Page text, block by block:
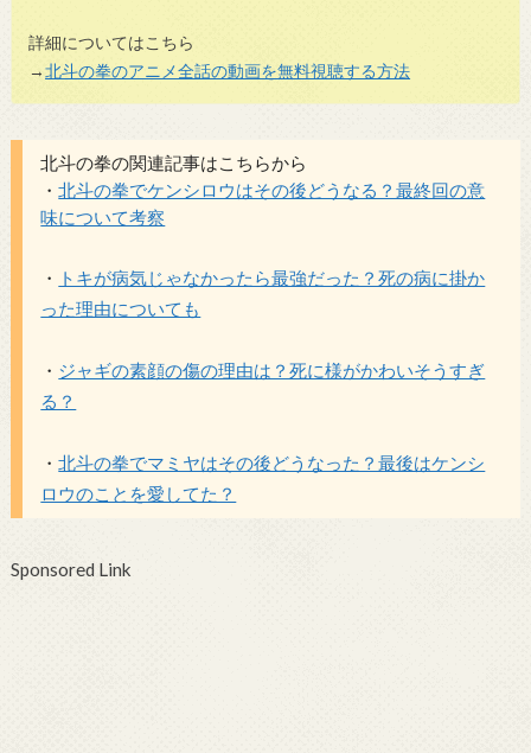
詳細についてはこちら
→北斗の拳のアニメ全話の動画を無料視聴する方法
北斗の拳の関連記事はこちらから
・北斗の拳でケンシロウはその後どうなる？最終回の意
味について考察
・
トキが病気じゃなかったら最強だった？死の病に掛か
った理由についても
・ ジャギの素顔の傷の理由は？死に様がかわいそうすぎ
る？
・北斗の拳でマミヤはその後どうなった？最後はケンシ
ロウのことを愛してた？
Sponsored Link